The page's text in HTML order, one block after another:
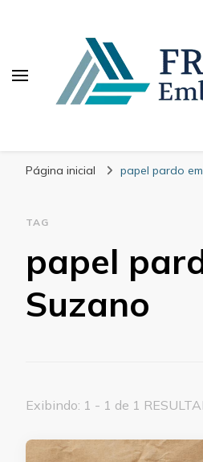
Página inicial papel pardo
TAG
papel
Suzano
Exibindo: 1 - 1 de 1